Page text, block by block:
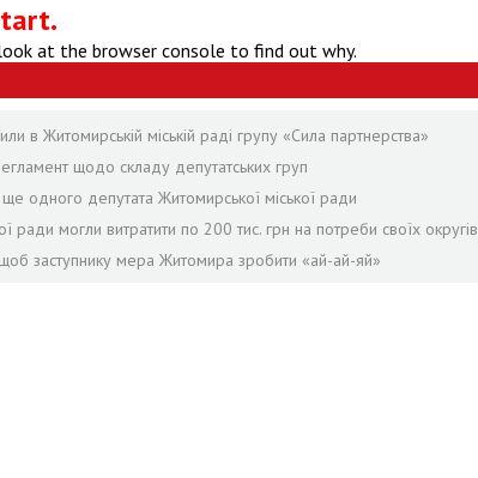
at the browser console to find out why.
в Житомирській міській раді групу «Сила партнерства»
щодо складу депутатських груп
одного депутата Житомирської міської ради
ради могли витратити по 200 тис. грн на потреби своїх округів
щоб заступнику мера Житомира зробити «ай-ай-яй»